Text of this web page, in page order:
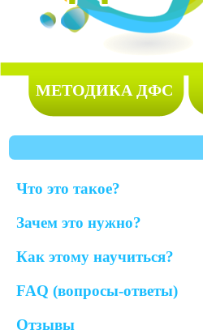
МЕТОДИКА ДФС
Что это такое?
Зачем это нужно?
Как этому научиться?
FAQ (вопросы-ответы)
Отзывы